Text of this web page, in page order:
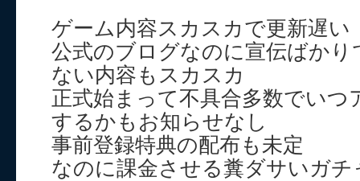
ゲーム内容スカスカで更新遅い
公式のブログなのに宣伝ばか
ない内容もスカスカ
正式始まって不具合多数でいつ
するかもお知らせなし
事前登録特典の配布も未定
なのに課金させる糞ダサいガ